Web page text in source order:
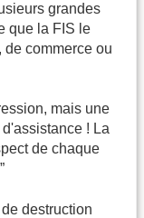
grandes
que la FIS le
commerce ou
mais une
! La
de chaque
destruction